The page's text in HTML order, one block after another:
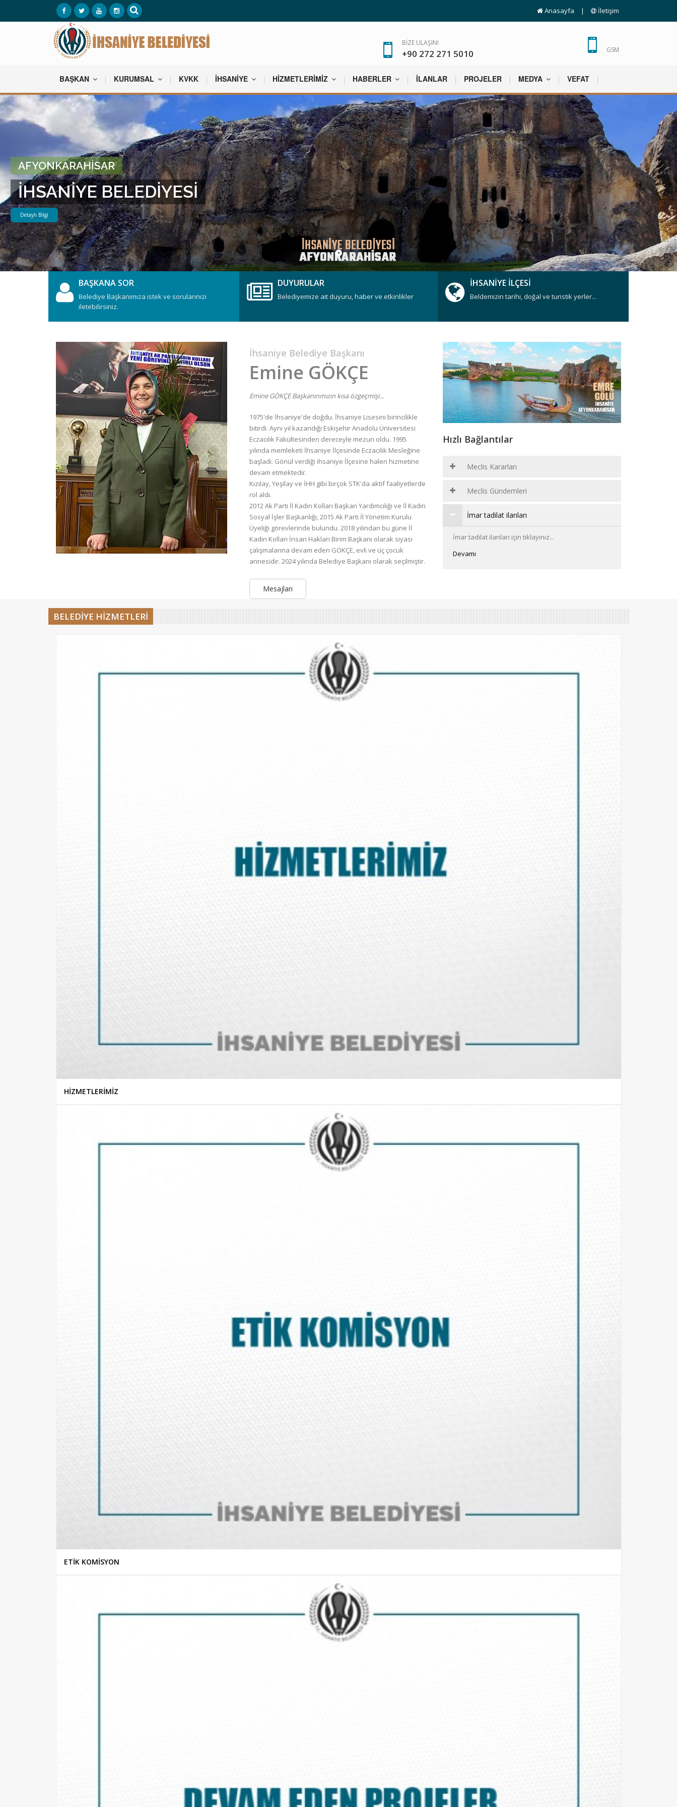
Anasayfa | İletişim
BİZE ULAŞIN!
+90 272 271 5010 GSM
BAŞKAN KURUMSAL KVKK İHSANİYE HİZMETLERİMİZ HABERLER İLANLAR PROJELER MEDYA VEFAT
İHSANİYE BELEDİYESİ
AFYONKARAHİSAR
Detaylı Bilgi
BAŞKANA SOR
Belediye Başkanımıza istek ve sorularınızı
iletebilirsiniz.
DUYURULAR
Belediyemize ait duyuru, haber ve etkinlikler
İHSANİYE İLÇESİ
Beldemizin tarihi, doğal ve turistik yerler...
İhsaniye Belediye Başkanı
Emine GÖKÇE
Emine GÖKÇE Başkanınmızın kısa özgeçmişi...
1975'de İhsaniye'de doğdu. İhsaniye Lisesini birincilikle
bitirdi. Aynı yıl kazandığı Eskişehir Anadolu Üniversitesi
Eczacılık Fakültesinden dereceyle mezun oldu. 1995
yılında memleketi İhsaniye İlçesinde Eczacılık Mesleğine
başladı. Gönül verdiği ihsaniye İlçesine halen hizmetine
devam etmektedir.
Kızılay, Yeşilay ve İHH gibi birçok STK'da aktif faaliyetlerde
rol aldı.
2012 Ak Parti İl Kadın Kolları Başkan Yardımcılığı ve İl Kadın
Sosyal İşler Başkanlığı, 2015 Ak Parti İl Yönetim Kurulu
Üyeliği görevlerinde bulundu. 2018 yılından bu güne İl
Kadın Kolları İnsan Hakları Birim Başkanı olarak siyasi
çalışmalarına devam eden GÖKÇE, evli ve üç çocuk
annesidir. 2024 yılında Belediye Başkanı olarak seçilmiştir.
Mesajları
Hızlı Bağlantılar
Meclis Kararları
Meclis Gündemleri
İmar tadilat ilanları
İmar tadilat ilanları için tıklayınız...
Devamı
BELEDİYE HİZMETLERİ
HİZMETLERİMİZ
ETİK KOMİSYON